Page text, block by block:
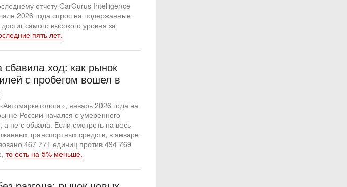
отчету CarGurus Intelligence
2026 года спрос на подержанные
самого высокого уровня за
пять лет.
сбавила ход: как рынок
с пробегом вошел в
январь 2026 года на
России начался с умеренного
а не с обвала. Если смотреть на весь
транспортных средств, в январе
467 771 единиц против 494 769
то есть на 5% меньше.